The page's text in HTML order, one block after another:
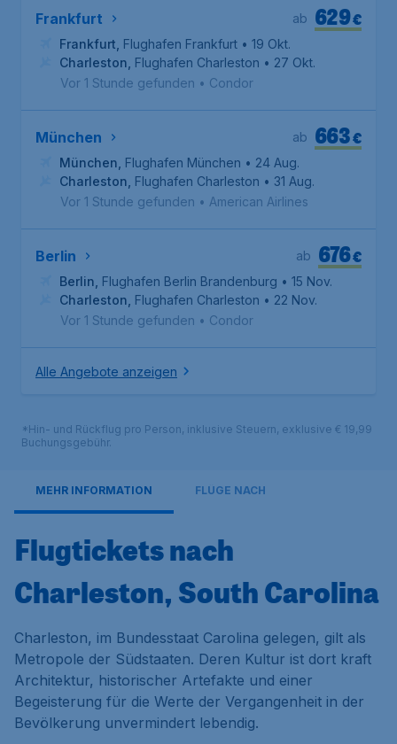
Frankfurt €
629
ab
Frankfurt Flughafen Frankfurt • 19 Okt.
Charleston Flughafen Charleston • 27 Okt.
Vor 1 Stunde gefunden • Condor
München €
663
ab
München Flughafen München • 24 Aug.
Charleston Flughafen Charleston • 31 Aug.
Vor 1 Stunde gefunden • American Airlines
Berlin €
676
ab
Berlin Flughafen Berlin Brandenburg • 15 Nov.
Charleston Flughafen Charleston • 22 Nov.
Vor 1 Stunde gefunden • Condor
Alle Angebote anzeigen
*Hin- und Rückflug pro Person, inklusive Steuern, exklusive € 19,99
Buchungsgebühr.
MEHR INFORMATION FLÜGE NACH
Flugtickets nach
Charleston, South Carolina
Charleston, im Bundesstaat Carolina gelegen, gilt als
Metropole der Südstaaten. Deren Kultur ist dort kraft
Architektur, historischer Artefakte und einer
Begeisterung für die Werte der Vergangenheit in der
Bevölkerung unvermindert lebendig.